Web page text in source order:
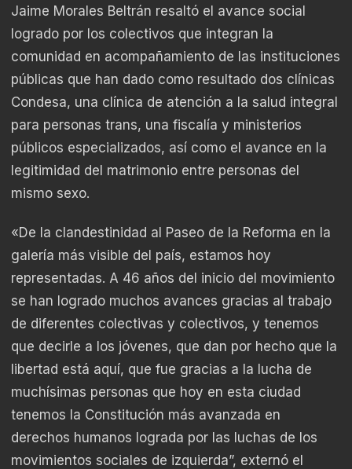
Jaime Morales Beltrán resaltó el avance social
logrado por los colectivos que integran la
comunidad en acompañamiento de las instituciones
públicas que han dado como resultado dos clínicas
Condesa, una clínica de atención a la salud integral
para personas trans, una fiscalía y ministerios
públicos especializados, así como el avance en la
legitimidad del matrimonio entre personas del
mismo sexo.
«De la clandestinidad al Paseo de la Reforma en la
galería más visible del país, estamos hoy
representadas. A 46 años del inicio del movimiento
se han logrado muchos avances gracias al trabajo
de diferentes colectivas y colectivos, y tenemos
que decirle a los jóvenes, que dan por hecho que la
libertad está aquí, que fue gracias a la lucha de
muchísimas personas que hoy en esta ciudad
tenemos la Constitución más avanzada en
derechos humanos lograda por las luchas de los
movimientos sociales de izquierda”, externó el